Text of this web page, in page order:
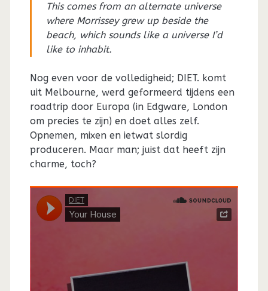
This comes from an alternate universe
where Morrissey grew up beside the
beach, which sounds like a universe I’d
like to inhabit.
Nog even voor de volledigheid; DIET. komt
uit Melbourne, werd geformeerd tijdens een
roadtrip door Europa (in Edgware, London
om precies te zijn) en doet alles zelf.
Opnemen, mixen en ietwat slordig
produceren. Maar man; juist dat heeft zijn
charme, toch?